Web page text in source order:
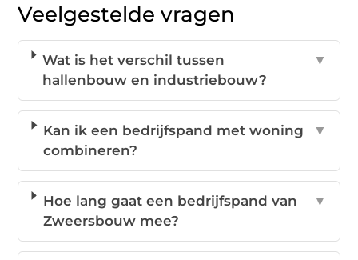
Veelgestelde vragen
Wat is het verschil tussen
hallenbouw en industriebouw?
▼
Kan ik een bedrijfspand met woning
combineren?
▼
Hoe lang gaat een bedrijfspand van
Zweersbouw mee?
▼